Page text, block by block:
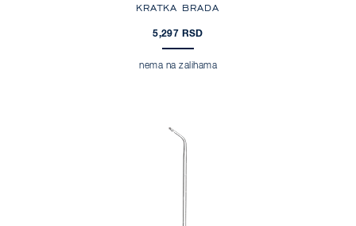
KRATKA BRADA
5,297 RSD
nema na zalihama